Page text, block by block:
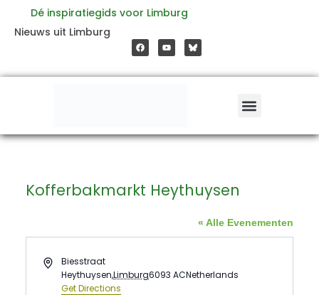
inhoud
Dé inspiratiegids voor Limburg
Nieuws uit Limburg
a
c
e
o
o
o
u
t
b
e
Kofferbakmarkt Heythuysen
« Alle Evenementen
AddressBiesstraat
Heythuysen,Limburg6093 ACNetherlands
Get Directions